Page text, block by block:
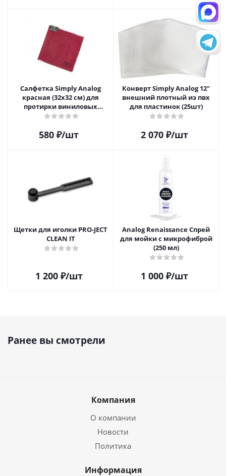
Салфетка Simply Analog
красная (32х32 см) для
протирки виниловых
пластинок из микрофибры
580 ₽/шт
Конверт Simply Analog 12"
внешний плотный из пвх
для пластинок (25шт)
2 070₽/шт
Щетки для иголки PRO-JECT
CLEAN IT
1 200₽/шт
Analog Renaissance Спрей
для мойки с микрофиброй
(250 мл)
1 000₽/шт
Ранее вы смотрели
Компания
О компании
Новости
Политика
Информация